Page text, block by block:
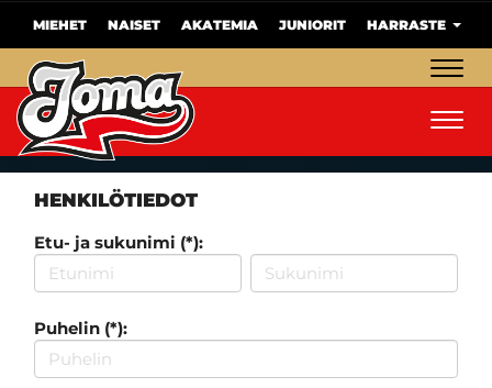
MIEHET NAISET AKATEMIA JUNIORIT HARRASTE
HENKILÖTIEDOT
Etu- ja sukunimi (*):
Puhelin (*):